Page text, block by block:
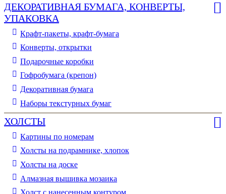
ДЕКОРАТИВНАЯ БУМАГА, КОНВЕРТЫ,
УПАКОВКА
Крафт-пакеты, крафт-бумага
Конверты, открытки
Подарочные коробки
Гофробумага (крепон)
Декоративная бумага
Наборы текстурных бумаг
ХОЛСТЫ
Картины по номерам
Холсты на подрамнике, хлопок
Холсты на доске
Алмазная вышивка мозаика